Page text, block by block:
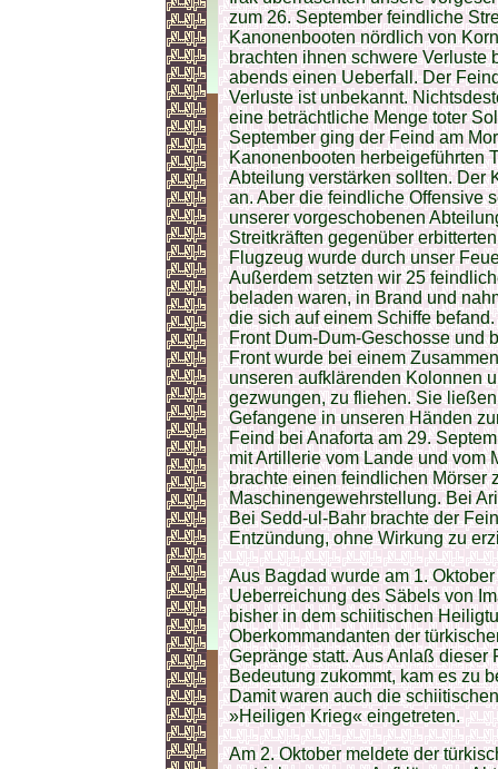
zum 26. September feindliche
Kanonenbooten nördlich von
brachten ihnen schwere Verluste
abends einen Ueberfall. Der
Verluste ist unbekannt.
eine beträchtliche Menge toter
September ging der Feind am
Kanonenbooten herbeigeführten
Abteilung verstärken sollten. Der
an. Aber die feindliche Offensive
unserer vorgeschobenen
Streitkräften gegenüber
Flugzeug wurde durch unser
Außerdem setzten wir 25
beladen waren, in Brand und
die sich auf einem Schiffe
Front Dum-Dum-Geschosse und
Front wurde bei einem
unseren aufklärenden Kolonnen
gezwungen, zu fliehen. Sie
Gefangene in unseren Händen
Feind bei Anaforta am 29.
mit Artillerie vom Lande und vom
brachte einen feindlichen Mörser
Maschinengewehrstellung. Bei
Bei Sedd-ul-Bahr brachte der
Entzündung, ohne Wirkung zu
Aus Bagdad wurde am 1.
Ueberreichung des Säbels von
bisher in dem schiitischen
Oberkommandanten der
Gepränge statt. Aus Anlaß
Bedeutung zukommt, kam es zu
Damit waren auch die
»Heiligen Krieg« eingetreten.
Am 2. Oktober meldete der